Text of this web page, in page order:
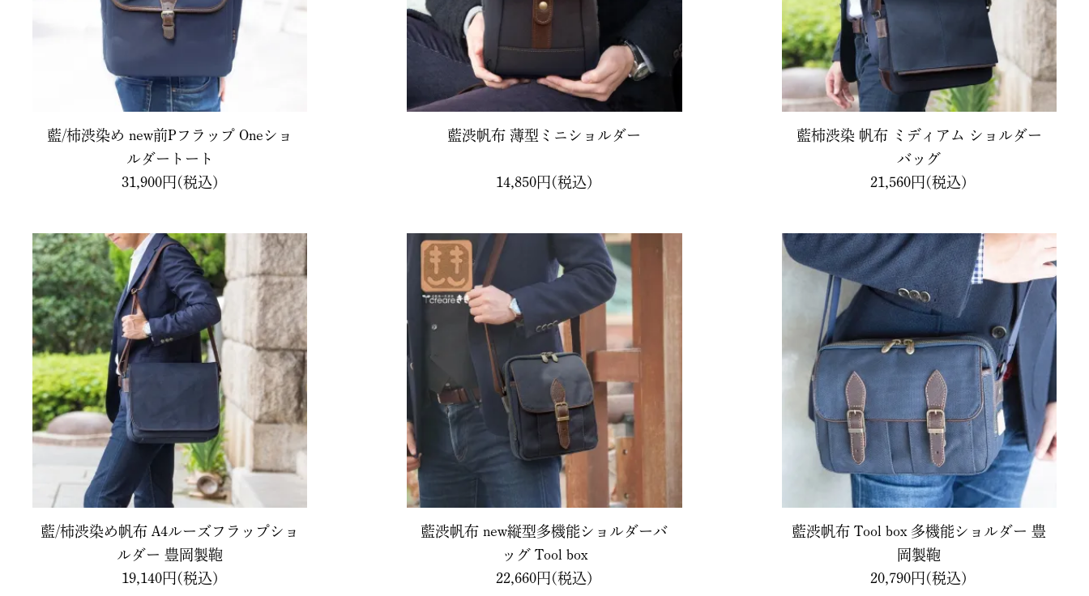
藍/柿渋染め new前Pフラップ Oneショ
ルダートート
31,900円(税込)
藍渋帆布 薄型ミニショルダー
14,850円(税込)
藍柿渋染 帆布 ミディアム ショルダー
バッグ
21,560円(税込)
藍/柿渋染め帆布 A4ルーズフラップショ
ルダー 豊岡製鞄
19,140円(税込)
藍渋帆布 new縦型多機能ショルダーバ
ッグ Tool box
22,660円(税込)
藍渋帆布 Tool box 多機能ショルダー 豊
岡製鞄
20,790円(税込)